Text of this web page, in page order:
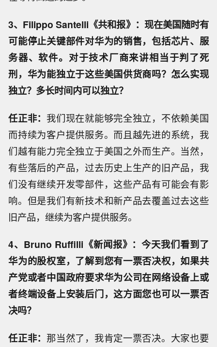
3、Filippo Santelli《共和报》：现在美国随时有
可能停止关键部件对华为的销售，包括芯片、服
务器、软件。对于技术厂商来讲相当于判了死
刑，华为能独立于这些美国供货商吗？怎么实现
独立？多长时间内可以独立？
任正非： 我们现在就能够完全独立，不依赖美国
而持续为客户提供服务。而且越先进的系统，我
们越有能力完全独立于美国之外而生产。当然，
有些落后的产品，过去历史上生产的旧产品，我
们没有继续开发零部件，这些产品有可能会有影
响。但是我们有新技术和新产品去覆盖过去这些
旧产品，继续为客户提供服务。
4、Bruno Ruffilli《新闻报》：今天我们看到了
华为的股权室，了解到您有一票否决权，如果共
产党或者中国政府要求华为公司在网络设备上或
者终端设备上安装后门，这方面您也可以一票否
决吗？
任正非： 那当然了，我肯定一票否决。大家也要